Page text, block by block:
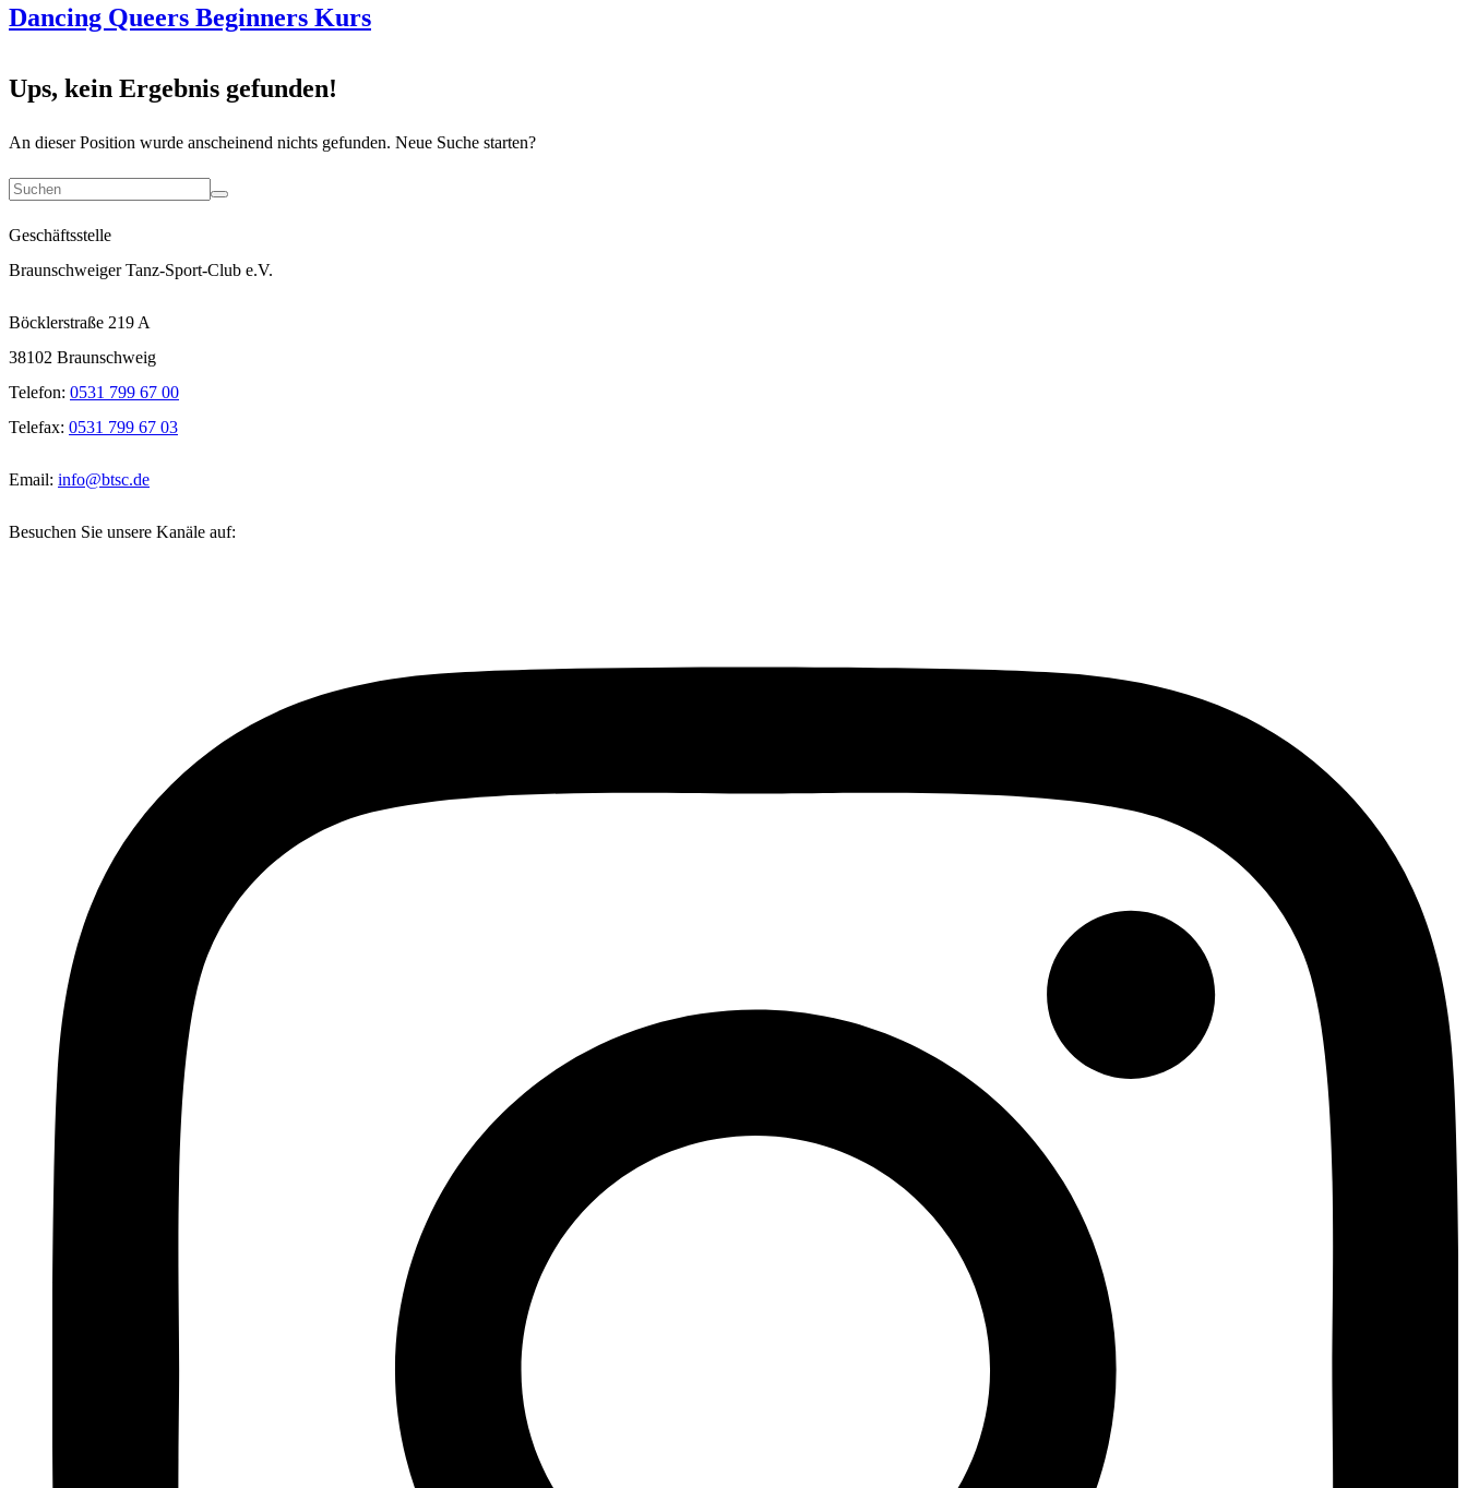
Dancing Queers Beginners Kurs
Ups, kein Ergebnis gefunden!
An dieser Position wurde anscheinend nichts gefunden. Neue Suche starten?
Geschäftsstelle
Braunschweiger Tanz-Sport-Club e.V.
Böcklerstraße 219 A
38102 Braunschweig
Telefon: 0531 799 67 00
Telefax: 0531 799 67 03
Email: info@btsc.de
Besuchen Sie unsere Kanäle auf: